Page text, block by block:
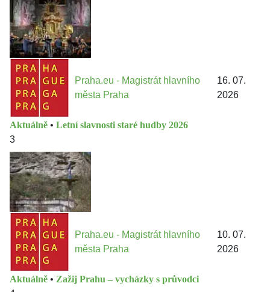
Praha.eu - Magistrát hlavního
města Praha
16. 07.
2026
Aktuálně • Letní slavnosti staré hudby 2026
3
Praha.eu - Magistrát hlavního
města Praha
10. 07.
2026
Aktuálně • Zažij Prahu – vycházky s průvodci